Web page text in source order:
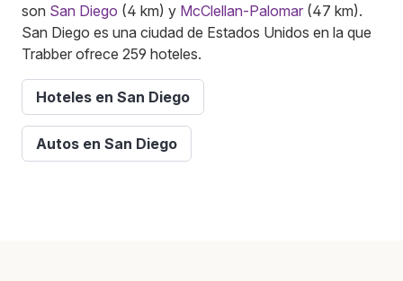
son San Diego (4 km) y McClellan-Palomar (47 km).
San Diego es una ciudad de Estados Unidos en la que
Trabber ofrece 259 hoteles.
Hoteles en San Diego
Autos en San Diego